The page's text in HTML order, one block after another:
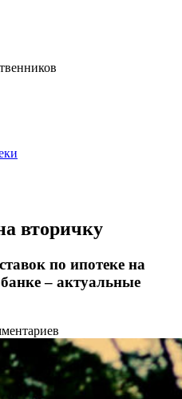
вторичку
по ипотеке на
– актуальные